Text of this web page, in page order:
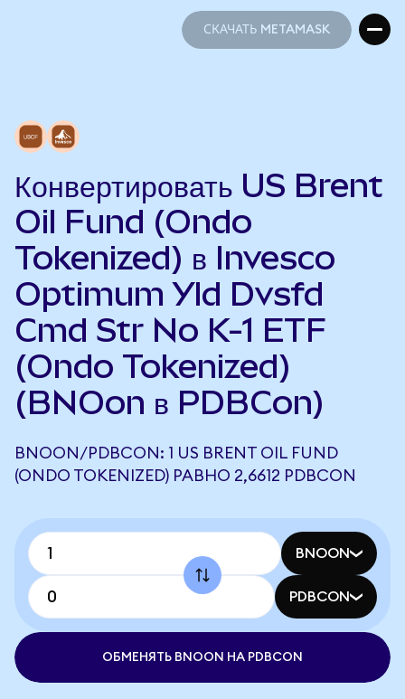
СКАЧАТЬ METAMASK
Конвертировать US Brent
Oil Fund (Ondo
Tokenized) в Invesco
Optimum Yld Dvsfd
Cmd Str No K-1 ETF
(Ondo Tokenized)
(BNOon в PDBCon)
BNOON/PDBCON: 1 US BRENT OIL FUND
(ONDO TOKENIZED) РАВНО 2,6612 PDBCON
BNOON
PDBCON
ОБМЕНЯТЬ BNOON НА PDBCON